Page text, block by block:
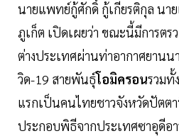
นายแพทย์กู้ศักดิ์ กู้เกียรติกุล นา
ภูเก็ต เปิดเผยว่า ขณะนี้มีการต
ต่างประเทศผ่านท่าอากาศยานน
วิด-19 สายพันธุ์โอมิครอนรวมทั้
แรกเป็นคนไทยชาวจังหวัดปัตต
ประกอบพิธีจากประเทศซาอุดีอา